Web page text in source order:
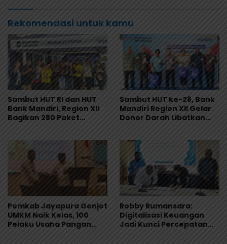
Rekomendasi untuk kamu
Sambut HUT RI dan HUT
Bank Mandiri, Region XII
Bagikan 280 Paket
Sambut HUT ke-28, Bank
Mandiri Region XII Gelar
Donor Darah Libatkan
Pemkab Jayapura Genjot
UMKM Naik Kelas, 100
Pelaku Usaha Pangan
Robby Rumansara:
Digitalisasi Keuangan
Jadi Kunci Percepatan